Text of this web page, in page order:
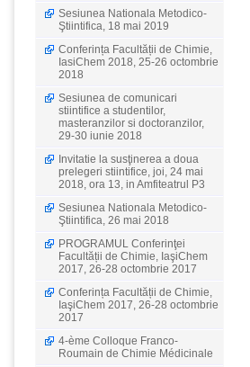
Sesiunea Nationala Metodico-
Ştiintifica, 18 mai 2019
Conferința Facultății de Chimie,
IasiChem 2018, 25-26 octombrie
2018
Sesiunea de comunicari
stiintifice a studentilor,
masteranzilor si doctoranzilor,
29-30 iunie 2018
Invitatie la susţinerea a doua
prelegeri stiintifice, joi, 24 mai
2018, ora 13, in Amfiteatrul P3
Sesiunea Nationala Metodico-
Ştiintifica, 26 mai 2018
PROGRAMUL Conferinţei
Facultății de Chimie, IaşiChem
2017, 26-28 octombrie 2017
Conferința Facultății de Chimie,
IaşiChem 2017, 26-28 octombrie
2017
4-ème Colloque Franco-
Roumain de Chimie Médicinale